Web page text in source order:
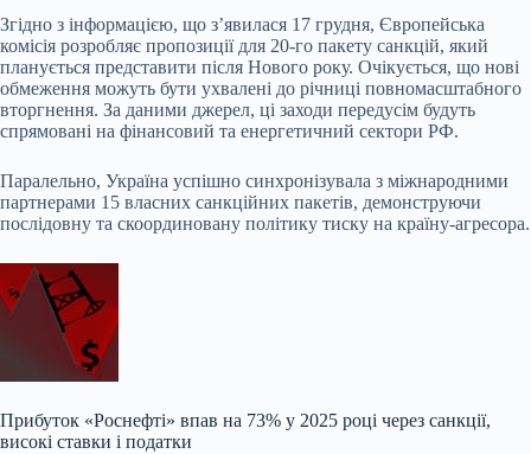
Згідно з інформацією, що з’явилася 17 грудня, Європейська
комісія розробляє пропозиції для 20-го пакету санкцій, який
планується представити після Нового року. Очікується, що нові
обмеження можуть бути ухвалені до річниці повномасштабного
вторгнення. За даними джерел, ці заходи передусім будуть
спрямовані на фінансовий та енергетичний сектори РФ.
Паралельно, Україна успішно синхронізувала з міжнародними
партнерами 15 власних санкційних пакетів, демонструючи
послідовну та скоординовану політику тиску на країну-агресора.
Прибуток «Роснефті» впав на 73% у 2025 році через санкції,
високі ставки і податки